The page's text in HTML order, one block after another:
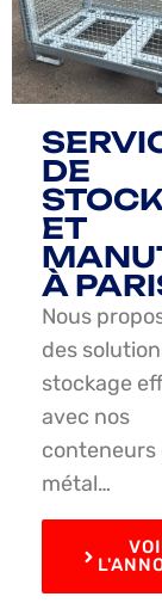
DE
ET
À
Nous
des
stockage
avec nos
conteneurs
métal…